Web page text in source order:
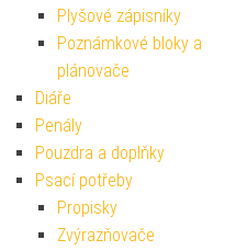
Plyšové zápisníky
Poznámkové bloky a
plánovače
Diáře
Penály
Pouzdra a doplňky
Psací potřeby
Propisky
Zvýrazňovače